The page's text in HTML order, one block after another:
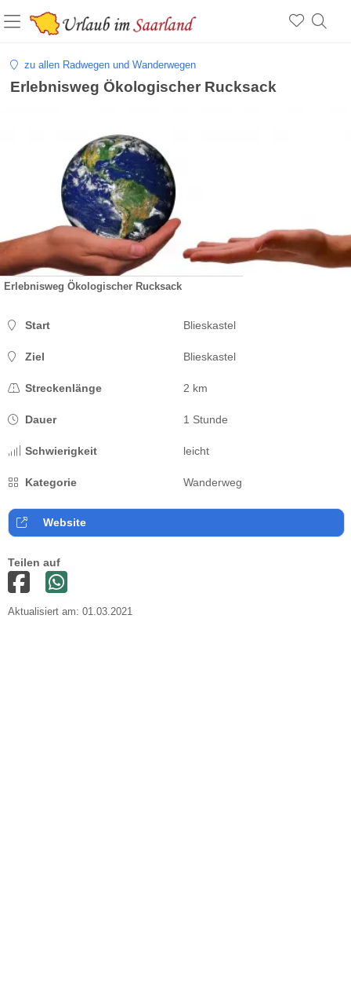
zu allen Radwegen und Wanderwegen
Erlebnisweg Ökologischer Rucksack
Erlebnisweg Ökologischer Rucksack
Start Blieskastel
Ziel Blieskastel
Streckenlänge 2 km
Dauer 1 Stunde
Schwierigkeit leicht
Kategorie Wanderweg
Website
Teilen auf
Aktualisiert am: 01.03.2021